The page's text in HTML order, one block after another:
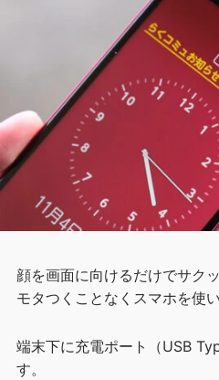
顔を画面に向けるだけでサク
モタつくことなくスマホを使い
端末下に充電ポート（USB
す。